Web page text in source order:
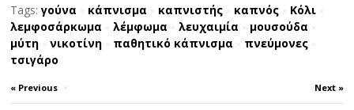
Tags:γούνα κάπνισμα καπνιστής καπνός Κόλι
λεμφοσάρκωμα λέμφωμα λευχαιμία μουσούδα
μύτη νικοτίνη παθητικό κάπνισμα πνεύμονες
τσιγάρο
« Previous × Next »